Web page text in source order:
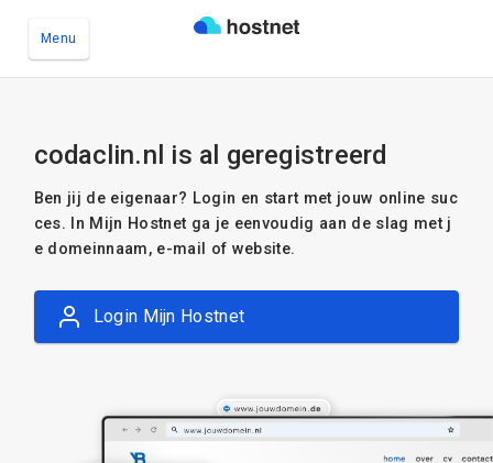
Menu
codaclin.nl is al geregistreerd
Ben jij de eigenaar? Login en start met jouw online suc
ces. In Mijn Hostnet ga je eenvoudig aan de slag met j
e domeinnaam, e-mail of website.
Login Mijn Hostnet